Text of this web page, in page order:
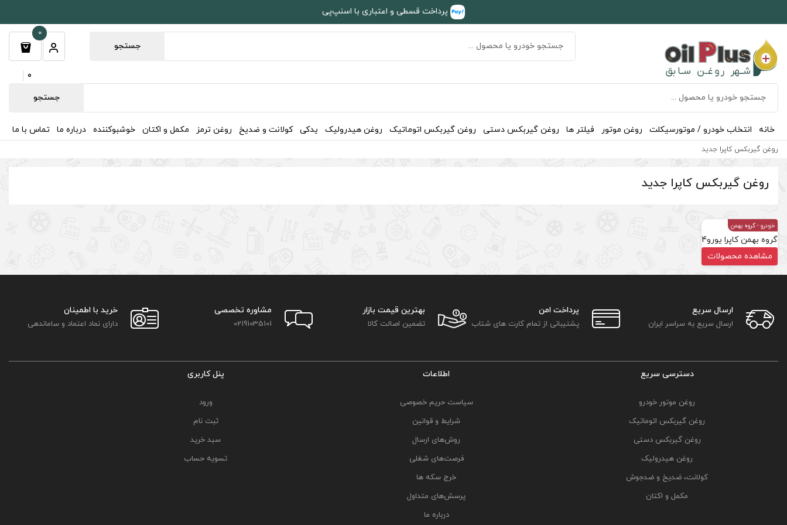
پرداخت قسطی و اعتباری با اسنپ‌پی
جستجو
0
0
جستجو
خانه انتخاب خودرو / موتورسیکلت روغن موتور فیلتر ها روغن گیربکس دستی روغن گیربکس اتوماتیک روغن هیدرولیک یدکی کولانت و ضدیخ روغن ترمز مکمل و اکتان خوشبوکننده درباره ما تماس با ما
روغن گیربکس کاپرا جدید
روغن گیربکس کاپرا جدید
خودرو - گروه بهمن
گروه بهمن کاپرا یورو4
مشاهده محصولات